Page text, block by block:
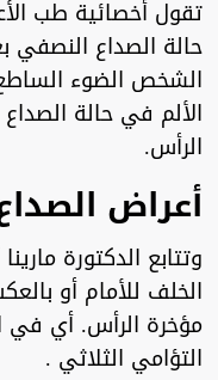
تقول أخصائية طب
حالة الصداع النصفي
الشخص الضوء الساطع
الألم في حالة
الرأس.
أعراض
وتتابع الدكتورة
الخلف للأمام أو
مؤخرة الرأس. أي في
التؤامي الثلاثي .